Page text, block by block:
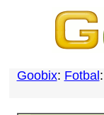
Goobix: Fotbal :